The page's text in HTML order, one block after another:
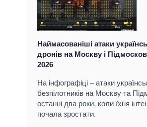
Наймасованіші атаки
дронів на Москву і
2026
На інфографіці – атаки
безпілотників на Москву та
останні два роки, коли їхня
почала зростати.